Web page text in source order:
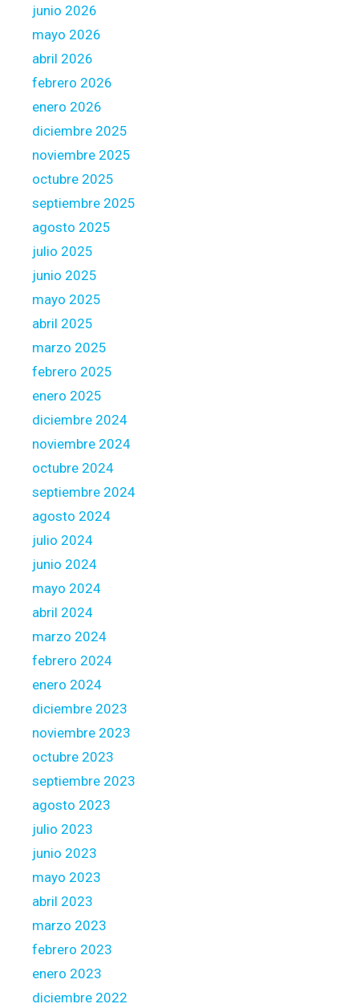
e
f
r
e
n
a
l
a
d
e
t
o
,
o
n
f
m
e
c
u
l
q
u
i
r
e
e
n
t
e
s
t
u
d
o
junio 2026
mayo 2026
abril 2026
febrero 2026
enero 2026
diciembre 2025
noviembre 2025
octubre 2025
septiembre 2025
agosto 2025
julio 2025
junio 2025
mayo 2025
abril 2025
marzo 2025
febrero 2025
enero 2025
diciembre 2024
noviembre 2024
octubre 2024
septiembre 2024
agosto 2024
julio 2024
junio 2024
mayo 2024
abril 2024
marzo 2024
febrero 2024
enero 2024
diciembre 2023
noviembre 2023
octubre 2023
septiembre 2023
agosto 2023
julio 2023
junio 2023
mayo 2023
abril 2023
marzo 2023
febrero 2023
enero 2023
diciembre 2022